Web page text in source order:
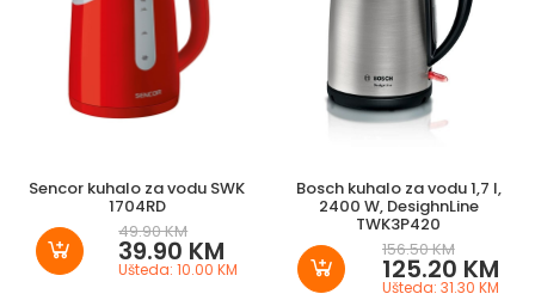
Sencor kuhalo za vodu SWK
1704RD
49.90 KM
39.90 KM
Ušteda: 10.00 KM
Bosch kuhalo za vodu 1,7 l,
2400 W, DesighnLine
TWK3P420
156.50 KM
125.20 KM
Ušteda: 31.30 KM